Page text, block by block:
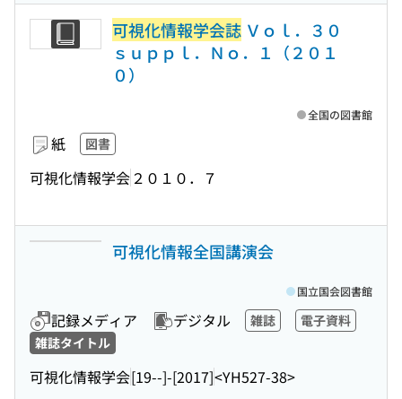
可視化情報学会誌 Ｖｏｌ．３０
ｓｕｐｐｌ．Ｎｏ．１（２０１
０）
紙 図書
可視化情報学会 ２０１０．７
全国の図書館
可視化情報全国講演会
記録メディア デジタル 雑誌
電子資料
雑誌タイトル
可視化情報学会[19--]-[2017]<YH527-38>
国立国会図書館